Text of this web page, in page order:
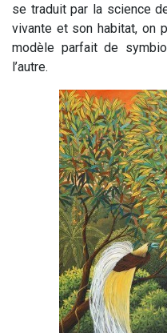
se traduit par la science
vivante et son habitat, on
modèle parfait de
l’autre.